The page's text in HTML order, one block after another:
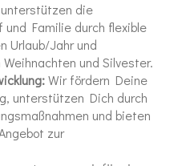
die
und Familie durch flexible
Urlaub/Jahr und
und Silvester.
Wir fördern Deine
unterstützen Dich durch
und bieten
zur